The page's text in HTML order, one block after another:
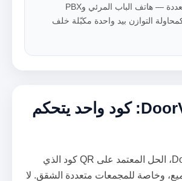
إدارة أنظمة متعددة — هاتف الباب المرئي وPBX
التوازن بيد واحدة مكبّلة خلف
QR كود DoorVi: كود واحد يتحكم
تعرّف على DoorVi، الحل المعتمد على QR كود الذي
وخاصة للمجمعات متعددة الشقق. لا